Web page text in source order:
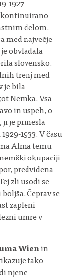
1927
kontinuirano
delom.
med največje
obvladala
slovensko.
trenj med
je bila
Nemka. Vsa
in uspeh, o
ji je prinesla
1933. V času
Alma temu
nemški okupaciji
predvidena
zli usodi se
Čeprav se
zapleni
umre v
Wienin
tako
njene